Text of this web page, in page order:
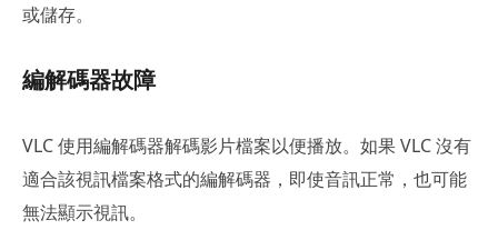
或儲存。
編解碼器故障
VLC 使用編解碼器解碼影片檔案以便播放。如果 VLC 沒有
適合該視訊檔案格式的編解碼器，即使音訊正常，也可能
無法顯示視訊。